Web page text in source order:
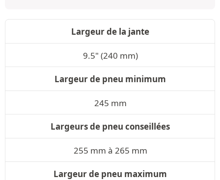
Largeur de la jante
9.5" (240 mm)
Largeur de pneu minimum
245 mm
Largeurs de pneu conseillées
255 mm à 265 mm
Largeur de pneu maximum